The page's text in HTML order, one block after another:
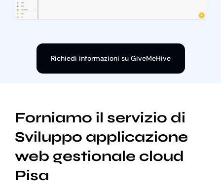
Richiedi informazioni su GiveMeHive
Forniamo il servizio di
Sviluppo applicazione
web gestionale cloud
Pisa